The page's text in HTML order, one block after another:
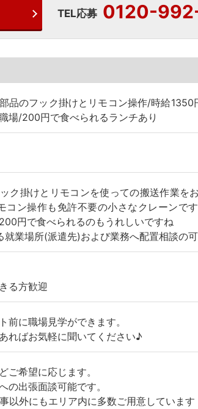
TEL応募 0120-
品のフック掛けとリモコン操作/時給
場/200円で食べられるランチあり
ク掛けとリモコンを使っての搬送作業を
コン操作も免許不要の小さなクレーンで
円で食べられるのもうれしいですね
就業場所(派遣先)および業務へ配置相談の
る方歓迎
前に職場見学ができます。
ればお気軽に聞いてください♪
ご希望に応じます。
の出張面談可能です。
以外にもエリア内に多数ご用意しています